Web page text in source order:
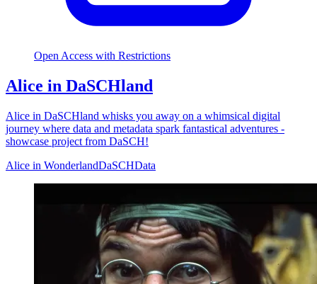
Open Access with Restrictions
Alice in DaSCHland
Alice in DaSCHland whisks you away on a whimsical digital
journey where data and metadata spark fantastical adventures -
showcase project from DaSCH!
Alice in WonderlandDaSCHData